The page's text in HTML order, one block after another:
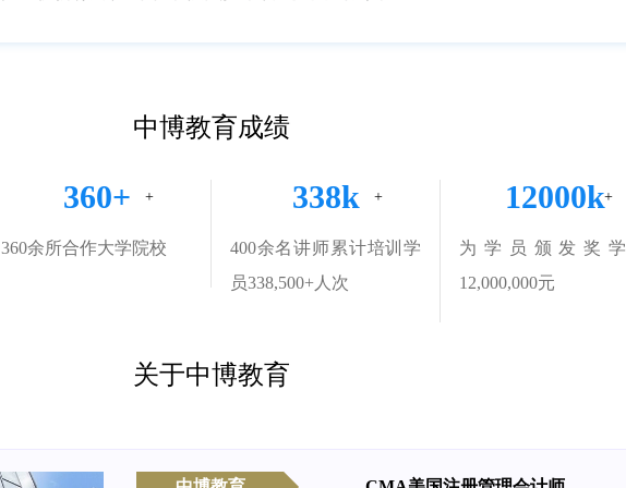
中博教育成绩
360+
360余所合作大学院校
338k
400余名讲师累计培训学
员338,500+人次
12000k
为学员颁发奖
12,000,000元
关于中博教育